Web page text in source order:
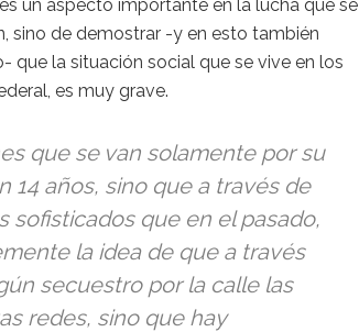
un aspecto importante en la lucha que se
sino de demostrar -y en esto también
la situación social que se vive en los
es muy grave.
que se van solamente por su
14 años, sino que a través de
sofisticados que en el pasado,
la idea de que a través
secuestro por la calle las
redes, sino que hay